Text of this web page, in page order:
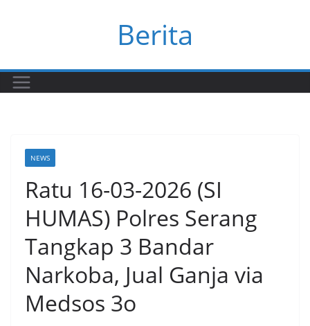
Berita
NEWS
Ratu 16-03-2026 (SI
HUMAS) Polres Serang
Tangkap 3 Bandar
Narkoba, Jual Ganja via
Medsos 3o